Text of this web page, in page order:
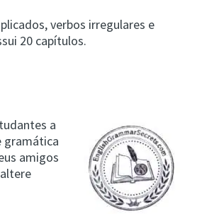
verbos irregulares e
20 capítulos.
a
gramática
amigos